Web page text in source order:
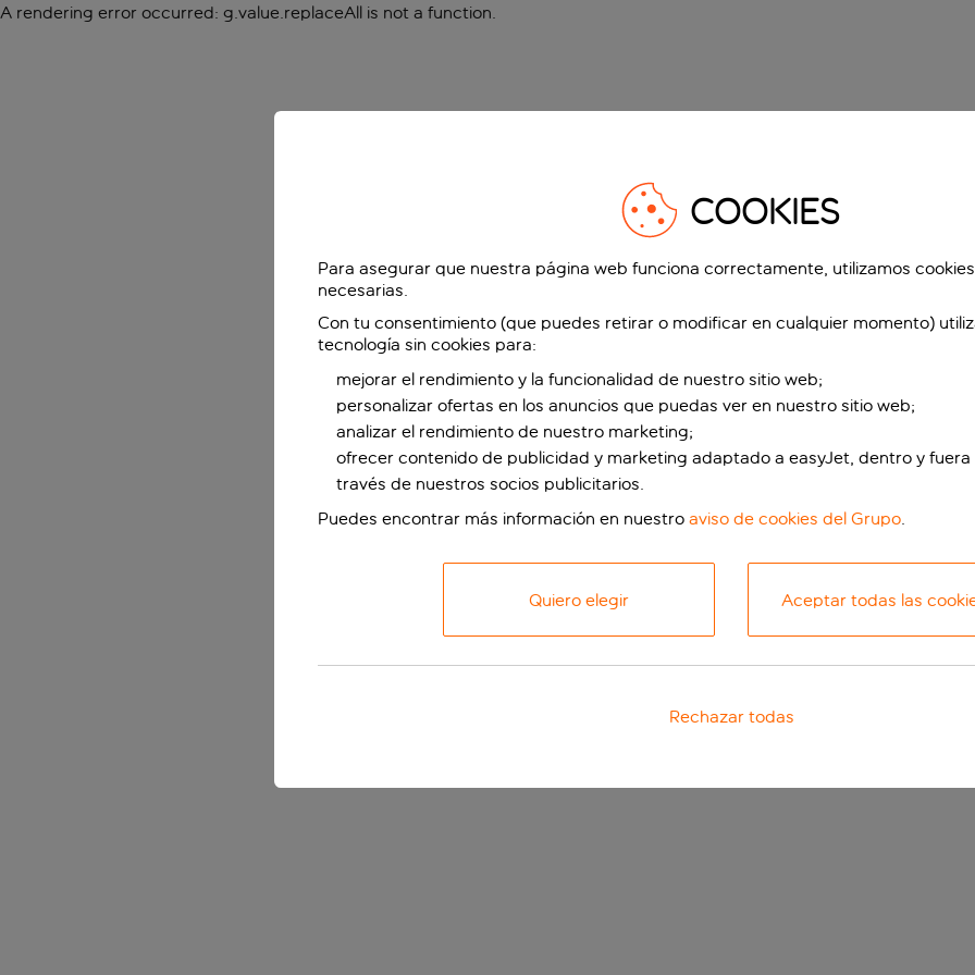
A rendering error occurred: g.value.replaceAll is not a function.
COOKIES
Para asegurar que nuestra página web funciona correctamente, utilizamos
necesarias.
Con tu consentimiento (que puedes retirar o modificar en cualquier momento)
tecnología sin cookies para:
mejorar el rendimiento y la funcionalidad de nuestro sitio web;
personalizar ofertas en los anuncios que puedas ver en nuestro sitio web;
analizar el rendimiento de nuestro marketing;
ofrecer contenido de publicidad y marketing adaptado a easyJet, dentro y
través de nuestros socios publicitarios.
Puedes encontrar más información en nuestro aviso de cookies del Grupo.
Quiero elegir Aceptar todas las
Rechazar todas